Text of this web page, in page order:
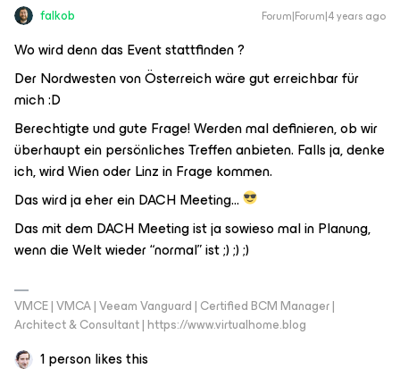
falkob Forum|Forum|4 years ago
Wo wird denn das Event stattfinden ?
Der Nordwesten von Österreich wäre gut erreichbar für
mich :D
Berechtigte und gute Frage! Werden mal definieren, ob wir
überhaupt ein persönliches Treffen anbieten. Falls ja, denke
ich, wird Wien oder Linz in Frage kommen.
Das wird ja eher ein DACH Meeting...
Das mit dem DACH Meeting ist ja sowieso mal in Planung,
wenn die Welt wieder “normal” ist ;) ;) ;)
VMCE | VMCA | Veeam Vanguard | Certified BCM Manager |
Architect & Consultant | https://www.virtualhome.blog
1 person likes this